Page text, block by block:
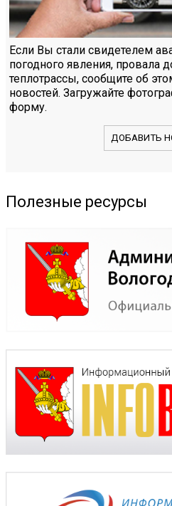
Если Вы стали свидетелем
погодного явления, провала
теплотрассы, сообщите об
новостей. Загружайте
форму.
ДОБАВИТЬ
Полезные ресурсы